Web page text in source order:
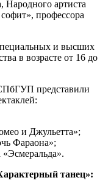
Народного артиста
профессора
и высших
в возрасте от 16 до
представили
и Джульетта»;
Фараона»;
танец»: